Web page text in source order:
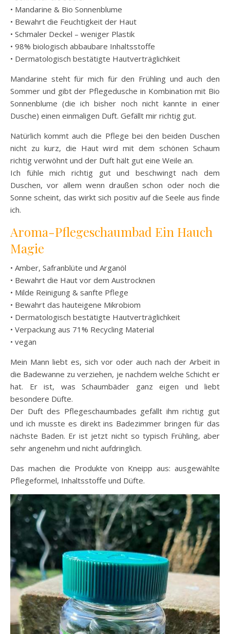
• Mandarine & Bio Sonnenblume
• Bewahrt die Feuchtigkeit der Haut
• Schmaler Deckel – weniger Plastik
• 98% biologisch abbaubare Inhaltsstoffe
• Dermatologisch bestätigte Hautverträglichkeit
Mandarine steht für mich für den Frühling und auch den
Sommer und gibt der Pflegedusche in Kombination mit Bio
Sonnenblume (die ich bisher noch nicht kannte in einer
Dusche) einen einmaligen Duft. Gefällt mir richtig gut.
Natürlich kommt auch die Pflege bei den beiden Duschen
nicht zu kurz, die Haut wird mit dem schönen Schaum
richtig verwöhnt und der Duft hält gut eine Weile an.
Ich fühle mich richtig gut und beschwingt nach dem
Duschen, vor allem wenn draußen schon oder noch die
Sonne scheint, das wirkt sich positiv auf die Seele aus finde
ich.
Aroma-Pflegeschaumbad Ein Hauch
Magie
• Amber, Safranblüte und Arganöl
• Bewahrt die Haut vor dem Austrocknen
• Milde Reinigung & sanfte Pflege
• Bewahrt das hauteigene Mikrobiom
• Dermatologisch bestätigte Hautverträglichkeit
• Verpackung aus 71% Recycling Material
• vegan
Mein Mann liebt es, sich vor oder auch nach der Arbeit in
die Badewanne zu verziehen, je nachdem welche Schicht er
hat. Er ist, was Schaumbäder ganz eigen und liebt
besondere Düfte.
Der Duft des Pflegeschaumbades gefällt ihm richtig gut
und ich musste es direkt ins Badezimmer bringen für das
nächste Baden. Er ist jetzt nicht so typisch Frühling, aber
sehr angenehm und nicht aufdringlich.
Das machen die Produkte von Kneipp aus: ausgewählte
Pflegeformel, Inhaltsstoffe und Düfte.